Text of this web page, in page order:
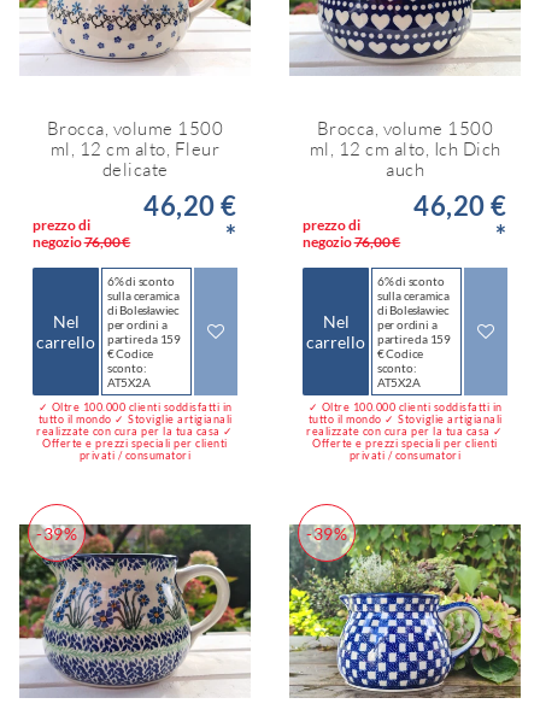
Brocca, volume 1500
ml, 12 cm alto, Fleur
delicate
prezzo di
negozio76,00 €
46,20 €
*
Nel
carrello
6% di sconto
sulla ceramica
di Bolesławiec
per ordini a
partire da 159
€ Codice
sconto:
AT5X2A
✓ Oltre 100.000 clienti soddisfatti in
tutto il mondo ✓ Stoviglie artigianali
realizzate con cura per la tua casa ✓
Offerte e prezzi speciali per clienti
privati / consumatori
Brocca, volume 1500
ml, 12 cm alto, Ich Dich
auch
prezzo di
negozio76,00 €
46,20 €
*
Nel
carrello
6% di sconto
sulla ceramica
di Bolesławiec
per ordini a
partire da 159
€ Codice
sconto:
AT5X2A
✓ Oltre 100.000 clienti soddisfatti in
tutto il mondo ✓ Stoviglie artigianali
realizzate con cura per la tua casa ✓
Offerte e prezzi speciali per clienti
privati / consumatori
-39% -39%